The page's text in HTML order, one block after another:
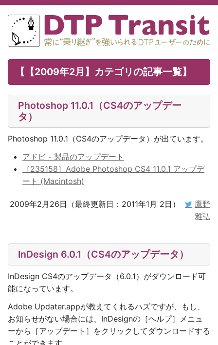
【【2009年2月】カテゴリの記事一覧】
Photoshop 11.0.1（CS4のアップデー
タ）
Photoshop 11.0.1（CS4のアップデータ）が出ています。
アドビ - 製品のアップデート
［235158］Adobe Photoshop CS4 11.0.1 アップデ
ート (Macintosh)
2009年2月26日（最終更新日：2011年1月 2日）
鷹野
雅弘
InDesign 6.0.1（CS4のアップデータ）
InDesign CS4のアップデータ（6.0.1）がダウンロード可
能になっています。
Adobe Updater.appが教えてくれるハズですが、もし、
お知らせがない場合には、InDesignの［ヘルプ］メニュ
ーから［アップデート］をクリックしてダウンロードする